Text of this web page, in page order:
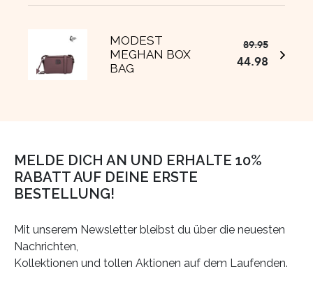
€99.95
€59.97.
MODEST
MEGHAN BOX
BAG
89.95
Preis
44.98Preis
MELDE DICH AN UND ERHALTE 10%
RABATT AUF DEINE ERSTE
BESTELLUNG!
Mit unserem Newsletter bleibst du über die neuesten
Nachrichten,
Kollektionen und tollen Aktionen auf dem Laufenden.